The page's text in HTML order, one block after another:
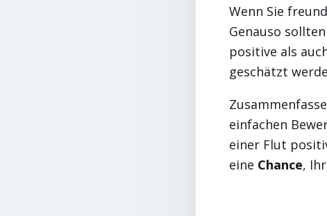
Wenn Sie
Genauso
positive als
geschätzt
einfachen
einer Flut
eine Chance,